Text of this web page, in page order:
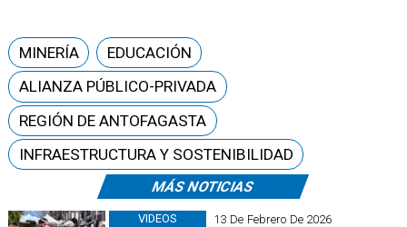
MÁS NOTICIAS
13 De Febrero De 2026
VIDEOS
MINERÍA
EDUCACIÓN
ALIANZA PÚBLICO-PRIVADA
REGIÓN DE ANTOFAGASTA
INFRAESTRUCTURA Y SOSTENIBILIDAD